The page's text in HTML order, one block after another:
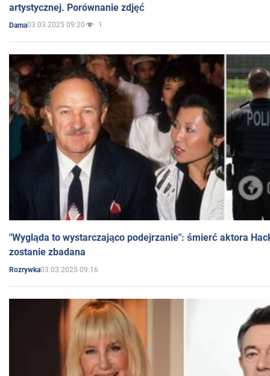
artystycznej. Porównanie zdjęć
Dama03.03.2025 09:20 1
"Wygląda to wystarczająco podejrzanie": śmierć aktora
zostanie zbadana
Rozrywka03.03.2025 09:16